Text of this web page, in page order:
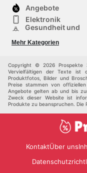
Angebote
Elektronik
Gesundheit und
Sportartikel und
Sportbekleidung
Einkaufzentren
Mehr Kategorien
Copyright © 2026 Prospekte
Vervielfältigen der Texte ist
Produktfotos, Bilder und
Preise stammen von
Angebote gelten ab und bis
Zweck dieser Website ist
Produkte zu beanspruchen. Die
KontaktÜber uns